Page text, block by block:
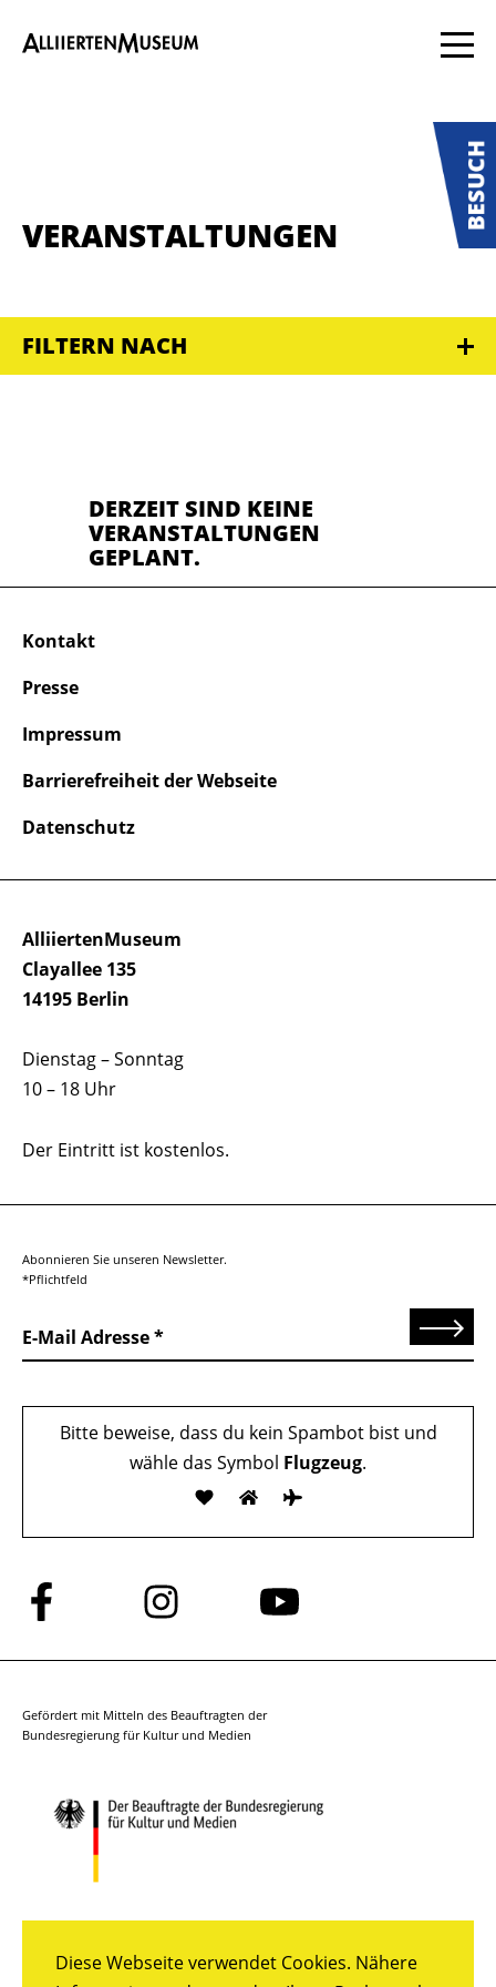
Diese Webseite verwendet Cookies. Nähere
VERANSTALTUNGEN
FILTERN NACH
DERZEIT SIND KEINE
VERANSTALTUNGEN
GEPLANT.
AlliiertenMuseum
Clayallee 135
14195 Berlin
Dienstag – Sonntag
10 – 18 Uhr
Der Eintritt ist kostenlos.
Kontakt
Presse
Impressum
Barrierefreiheit der Webseite
Datenschutz
Abonnieren Sie unseren Newsletter.
*Pflichtfeld
E-Mail Adresse Senden
Bitte beweise, dass du kein Spambot bist und
wähle das Symbol Flugzeug.
Folge
uns
auf
Folge
uns
auf
Folge
auf
Gefördert mit Mitteln des Beauftragten der
Bundesregierung für Kultur und Medien